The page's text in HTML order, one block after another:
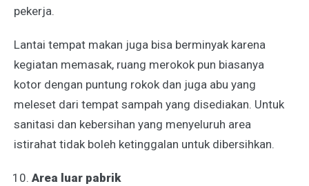
pekerja.
Lantai tempat makan juga bisa berminyak karena
kegiatan memasak, ruang merokok pun biasanya
kotor dengan puntung rokok dan juga abu yang
meleset dari tempat sampah yang disediakan. Untuk
sanitasi dan kebersihan yang menyeluruh area
istirahat tidak boleh ketinggalan untuk dibersihkan.
Area luar pabrik